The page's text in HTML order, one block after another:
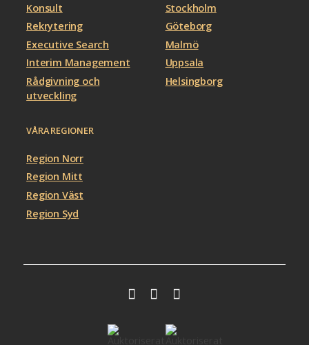
Konsult
Rekrytering
Executive Search
Interim Management
Rådgivning och
utveckling
Stockholm
Göteborg
Malmö
Uppsala
Helsingborg
VÅRA REGIONER
Region Norr
Region Mitt
Region Väst
Region Syd